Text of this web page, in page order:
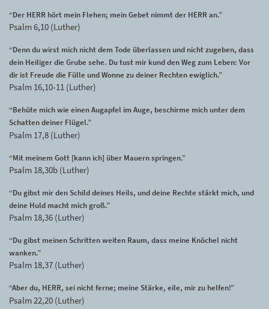
“Der HERR hört mein Flehen; mein Gebet nimmt der HERR an.”
Psalm 6,10 (Luther)
“Denn du wirst mich nicht dem Tode überlassen und nicht zugeben, dass
dein Heiliger die Grube sehe. Du tust mir kund den Weg zum Leben: Vor
dir ist Freude die Fülle und Wonne zu deiner Rechten ewiglich.”
Psalm 16,10-11 (Luther)
“Behüte mich wie einen Augapfel im Auge, beschirme mich unter dem
Schatten deiner Flügel.”
Psalm 17,8 (Luther)
“Mit meinem Gott [kann ich] über Mauern springen.”
Psalm 18,30b (Luther)
“Du gibst mir den Schild deines Heils, und deine Rechte stärkt mich, und
deine Huld macht mich groß.”
Psalm 18,36 (Luther)
“Du gibst meinen Schritten weiten Raum, dass meine Knöchel nicht
wanken.”
Psalm 18,37 (Luther)
“Aber du, HERR, sei nicht ferne; meine Stärke, eile, mir zu helfen!”
Psalm 22,20 (Luther)